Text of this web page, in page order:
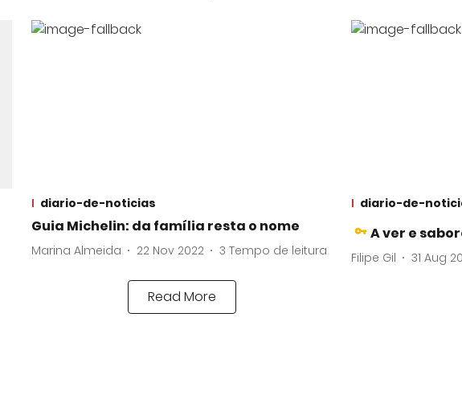
diario-de-noticias
Guia Michelin: da família resta o nome
Marina Almeida 22 Nov 2022 3 Tempo de leitura
diario-de-
A ver e
Filipe Gil 31 Aug
Read More